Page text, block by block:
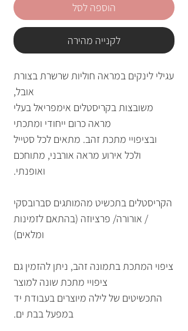
הוספה לסל
לקנייה מהירה
עגילי לינקים במראה חוליות שרשרת בצורת
אובל,
משובצות בקריסטלים אימפריאל בעלי
מראה כרום ייחודי ומתכתי
ובציפויי מתכת זהב. מתאים לכל סטייל
ולכל אירוע מראה אורבני, מתוחכם
ואופנתי.
הקריסטלים בתכשיט מהמותגים סברובסקי
/ אורורה/ פרציוזה (בהתאם לזמינות
ומלאים)
ציפוי המתכת בתמונה זהב, ניתן להזמין גם
ציפויי מתכת שונה למוצר
התכשיטים של לילה מיוצרים בעבודת יד
במפעל בבת ים.